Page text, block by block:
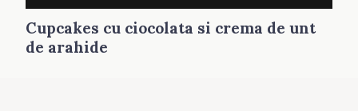
Cupcakes cu ciocolata si crema de unt
de arahide